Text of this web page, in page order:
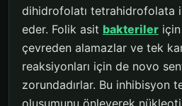
dihidrofolatı tetrahidrofolata
eder. Folik asit bakteriler
çevreden alamazlar ve tek
reaksiyonları için de novo
zorundadırlar. Bu inhibisyon
oluşumunu önleyerek